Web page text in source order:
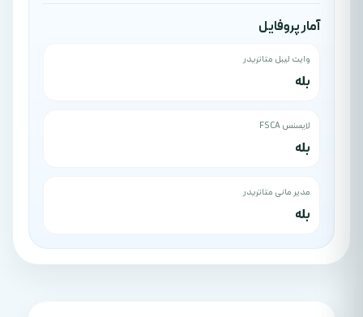
آمار پروفایل
وایت لیبل متاتریدر
بله
لایسنس FSCA
بله
مدیر مانی متاتریدر
بله